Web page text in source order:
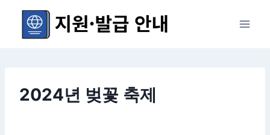
content
2024년 벚꽃 축제